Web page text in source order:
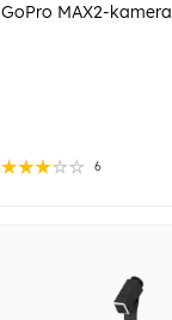
GoPro MAX2-kamera
6